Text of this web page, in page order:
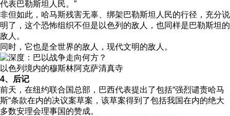
代表巴勒斯坦人民。”
非但如此，哈马斯残害无辜、绑架巴勒斯坦人民的行径，充分说
明了，这个恐怖组织不但是以色列的敌人，也同样是巴勒斯坦的
敌人。
同时，它也是全世界的敌人，现代文明的敌人。
以色列境内的穆斯林阿克萨清真寺
4、后记
前天，在纽约联合国总部，巴西代表提出了包括“强烈谴责哈马
斯“条款在内的决议案草案，该草案得到了包括我国在内的绝大
多数安理会理事国的赞成。